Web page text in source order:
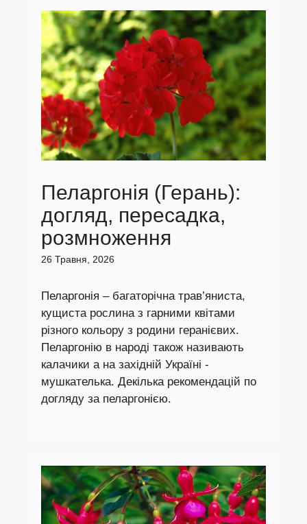
Пеларгонія (Герань):
догляд, пересадка,
розмноження
26 Травня, 2026
Пеларгонія – багаторічна трав’яниста,
кущиста рослина з гарними квітами
різного кольору з родини геранієвих.
Пеларгонію в народі також називають
калачики а на західній Україні -
мушкателька. Декілька рекомендацій по
догляду за пеларгонією.